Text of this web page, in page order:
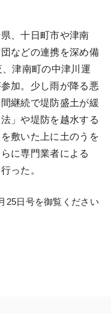
、十日町市や津南
などの連携を深め備
津南町の中津川運
加。少し雨が降る悪
継続で堤防盛土が緩
」や堤防を越水する
敷いた上に土のうを
に専門業者による
った。
25日号を御覧ください